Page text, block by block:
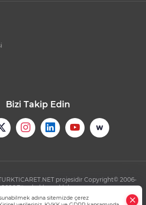
FESTİVALİ'NDE MUHTEŞEM
Bizi Takip Edin
projesidir Copyright© 2006-
2026 Tüm hakları saklıdır.
adına sitemizde çerez